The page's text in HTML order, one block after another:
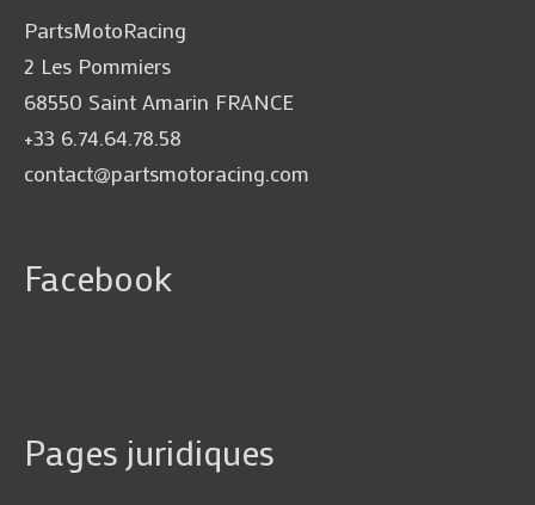
PartsMotoRacing
2 Les Pommiers
68550 Saint Amarin FRANCE
+33 6.74.64.78.58
contact@partsmotoracing.com
Facebook
Pages juridiques